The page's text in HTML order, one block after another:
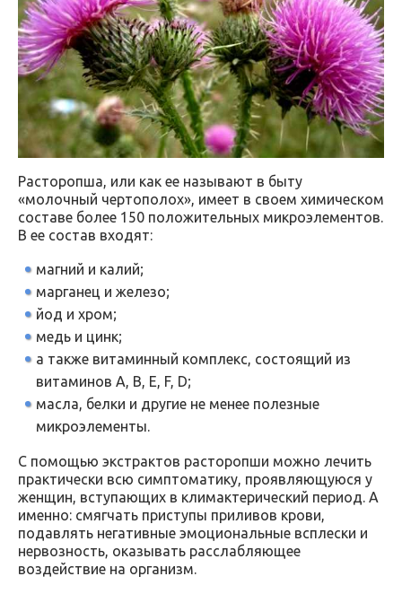
Расторопша, или как ее называют в быту
«молочный чертополох», имеет в своем химическом
составе более 150 положительных микроэлементов.
В ее состав входят:
магний и калий;
марганец и железо;
йод и хром;
медь и цинк;
а также витаминный комплекс, состоящий из
витаминов А, B, E, F, D;
масла, белки и другие не менее полезные
микроэлементы.
С помощью экстрактов расторопши можно лечить
практически всю симптоматику, проявляющуюся у
женщин, вступающих в климактерический период. А
именно: смягчать приступы приливов крови,
подавлять негативные эмоциональные всплески и
нервозность, оказывать расслабляющее
воздействие на организм.